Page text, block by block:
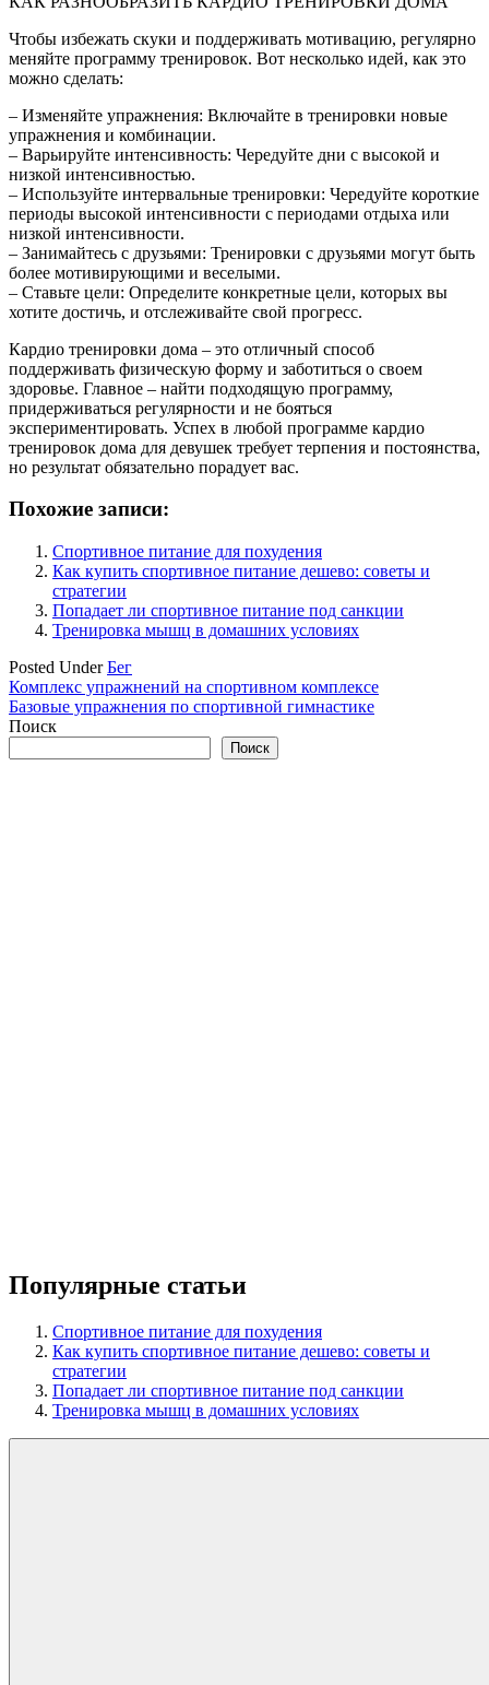
Чтобы избежать скуки и поддерживать мотивацию, регулярно
меняйте программу тренировок. Вот несколько идей, как это
можно сделать:
– Изменяйте упражнения: Включайте в тренировки новые
упражнения и комбинации.
– Варьируйте интенсивность: Чередуйте дни с высокой и
низкой интенсивностью.
– Используйте интервальные тренировки: Чередуйте короткие
периоды высокой интенсивности с периодами отдыха или
низкой интенсивности.
– Занимайтесь с друзьями: Тренировки с друзьями могут быть
более мотивирующими и веселыми.
– Ставьте цели: Определите конкретные цели, которых вы
хотите достичь, и отслеживайте свой прогресс.
Кардио тренировки дома – это отличный способ
поддерживать физическую форму и заботиться о своем
здоровье. Главное – найти подходящую программу,
придерживаться регулярности и не бояться
экспериментировать. Успех в любой программе кардио
тренировок дома для девушек требует терпения и постоянства,
но результат обязательно порадует вас.
Похожие записи:
Спортивное питание для похудения
Как купить спортивное питание дешево: советы и
стратегии
Попадает ли спортивное питание под санкции
Тренировка мышц в домашних условиях
Posted UnderБег
Навигация
по
Комплекс упражнений на спортивном комплексе
Базовые упражнения по спортивной гимнастике
Поиск
Поиск
Популярные статьи
Спортивное питание для похудения
Как купить спортивное питание дешево: советы и
стратегии
Попадает ли спортивное питание под санкции
Тренировка мышц в домашних условиях